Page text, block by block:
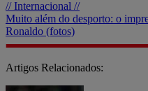
// Internacional //
Muito além do desporto: o
Ronaldo (fotos)
Artigos Relacionados: